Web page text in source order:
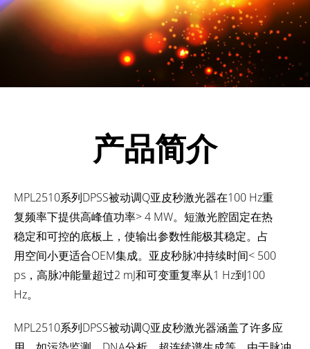
产品简介
MPL2510系列DPSS被动调Q亚皮秒激光器在100 Hz重
复频率下提供高峰值功率> 4 MW。短激光腔固定在热
稳定和可控的底板上，使输出参数性能极其稳定。占
用空间小更适合OEM集成。亚皮秒脉冲持续时间< 500
ps，高脉冲能量超过2 mJ和可变重复率从1 Hz到100
Hz。
MPL2510系列DPSS被动调Q亚皮秒激光器涵盖了许多应